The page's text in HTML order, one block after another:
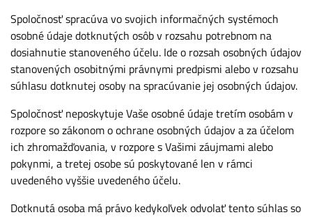
Spoločnosť spracúva vo svojich informačných systémoch
osobné údaje dotknutých osôb v rozsahu potrebnom na
dosiahnutie stanoveného účelu. Ide o rozsah osobných údajov
stanovených osobitnými právnymi predpismi alebo v rozsahu
súhlasu dotknutej osoby na spracúvanie jej osobných údajov.
Spoločnosť neposkytuje Vaše osobné údaje tretím osobám v
rozpore so zákonom o ochrane osobných údajov a za účelom
ich zhromažďovania, v rozpore s Vašimi záujmami alebo
pokynmi, a tretej osobe sú poskytované len v rámci
uvedeného vyššie uvedeného účelu.
Dotknutá osoba má právo kedykoľvek odvolať tento súhlas so